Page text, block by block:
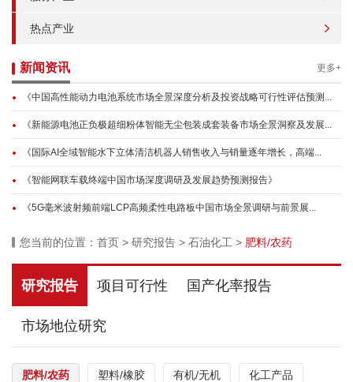
热点产业
新闻资讯 更多+
《中国高性能动力电池系统市场全景深度分析及投资战略可行性评估预测...
《新能源电池正负极超细粉体智能无尘包装成套装备市场全景洞察及发展...
《国际AI全域智能水下立体清洁机器人销售收入与销量逐年增长，高端...
《智能网联车载终端中国市场深度调研及发展趋势预测报告》
《5G毫米波射频前端LCP高频柔性电路板中国市场全景调研与前景展...
您当前的位置： 首页 > 研究报告 > 石油化工 > 肥料/农药
研究报告 项目可行性 国产化率报告
市场地位研究
肥料/农药 塑料/橡胶 有机/无机 化工产品